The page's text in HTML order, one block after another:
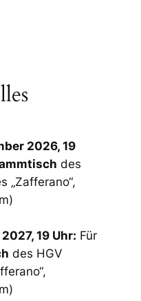
2026, 19
des
„Zafferano“,
19 Uhr: Für
des HGV